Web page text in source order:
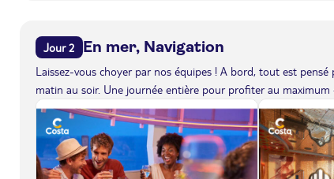
Jour 2 En mer, Navigation
Laissez-vous choyer par nos équipes ! A bord, tout est
matin au soir. Une journée entière pour profiter au